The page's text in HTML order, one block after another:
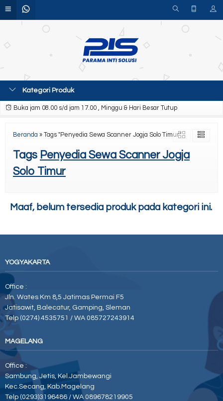
Kategori Produk
Buka jam 08.00 s/d jam 17.00 , Minggu & Hari Besar Tutup
Beranda » Tags "Penyedia Sewa Scanner Jogja Solo Timur"
Tags Penyedia Sewa Scanner Jogja
Solo Timur
Maaf, belum tersedia produk pada kategori ini.
YOGYAKARTA
Office :
Jln. Wates Km 8,5 Jatimas Permai F5
Jatisawit, Balecatur, Gamping, Sleman
Telp (0274) 4535751 / WA 085727243914
MAGELANG
Office :
Sambung, Jetis, Kel.Jambewangi
Kec.Secang, Kab.Magelang
Telp (0293)3196486 / WA 089678219905